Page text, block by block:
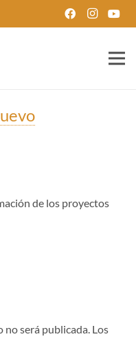
de los proyectos
no será publicada. Los